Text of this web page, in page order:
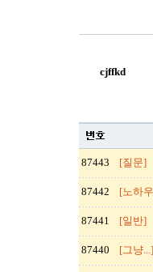
cjffkd
87443 [질문]
87442 [노하
87441 [일반]
87440 [그냥...]